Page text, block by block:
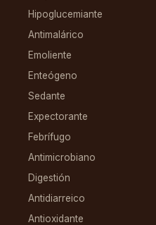
Hipoglucemiante
Antimalárico
Emoliente
Enteógeno
Sedante
Expectorante
Febrífugo
Antimicrobiano
Digestión
Antidiarreico
Antioxidante